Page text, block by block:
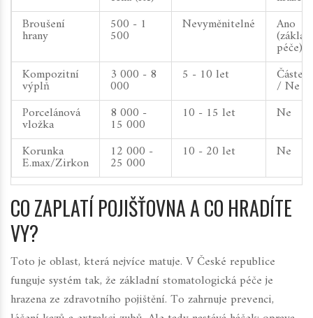
Broušení
hrany
500 - 1
500
Nevyměnitelné Ano
péče)
Kompozitní
výplň
3 000 - 8
000
5 - 10 let
/ Ne
Porcelánová
vložka
8 000 -
15 000
10 - 15 let
Ne
Korunka
E.max/Zirkon
12 000 -
25 000
10 - 20 let Ne
CO ZAPLATÍ POJIŠŤOVNA A CO HRADÍTE
VY?
Toto je oblast, která nejvíce matuje. V České republice
funguje systém tak, že základní stomatologická péče je
hrazena ze zdravotního pojištění. To zahrnuje prevenci,